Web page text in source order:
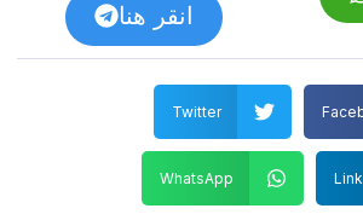
انقر هنا
Twitter
WhatsApp